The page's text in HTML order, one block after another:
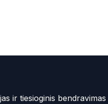
ir tiesioginis bendravimas